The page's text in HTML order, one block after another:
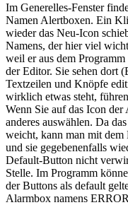
Im Generelles-Fenster
Namen Alertboxen. Ein
wieder das Neu-Icon
Namens, der hier viel
weil er aus dem
der Editor. Sie sehen dort
Textzeilen und Knöpfe
wirklich etwas steht,
Wenn Sie auf das Icon
anderes auswählen. Da
weicht, kann man mit dem
und sie gegebenenfalls
Default-Button nicht
Stelle. Im Programm
der Buttons als default
Alarmbox namens